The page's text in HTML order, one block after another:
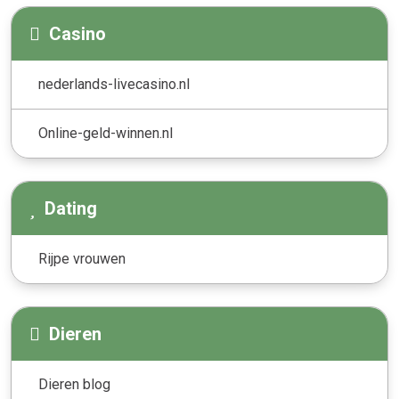
Casino
nederlands-livecasino.nl
Online-geld-winnen.nl
Dating
Rijpe vrouwen
Dieren
Dieren blog